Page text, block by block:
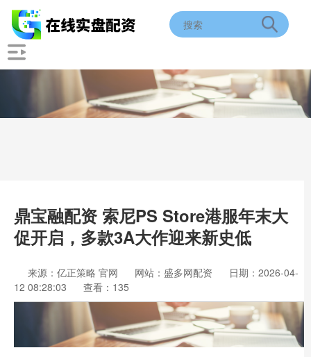
鼎宝融配资 索尼PS Store港服年末大
促开启，多款3A大作迎来新史低
来源：亿正策略 官网 网站：盛多网配资
日期：2026-04-
12 08:28:03
查看：135